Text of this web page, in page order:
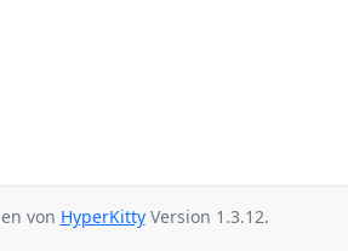
von HyperKittyVersion 1.3.12.